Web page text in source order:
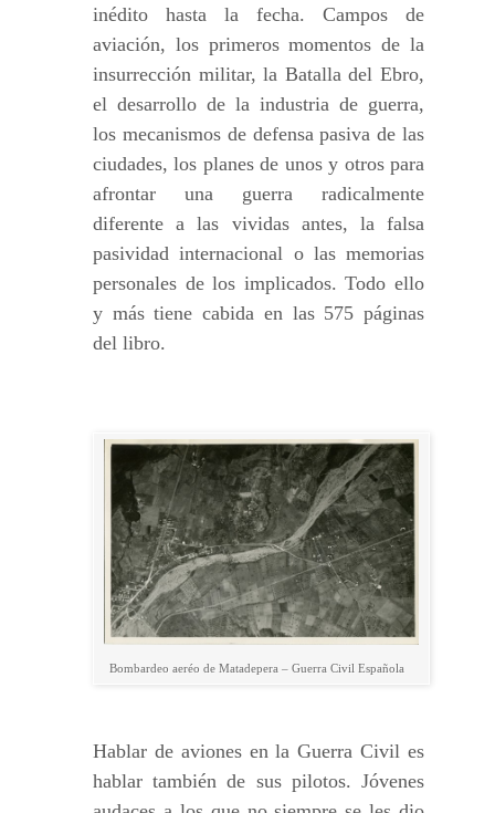
inédito hasta la fecha. Campos de
aviación, los primeros momentos de la
insurrección militar, la Batalla del Ebro,
el desarrollo de la industria de guerra,
los mecanismos de defensa pasiva de las
ciudades, los planes de unos y otros para
afrontar una guerra radicalmente
diferente a las vividas antes, la falsa
pasividad internacional o las memorias
personales de los implicados. Todo ello
y más tiene cabida en las 575 páginas
del libro.
Bombardeo aeréo de Matadepera – Guerra Civil Española
Hablar de aviones en la Guerra Civil es
hablar también de sus pilotos. Jóvenes